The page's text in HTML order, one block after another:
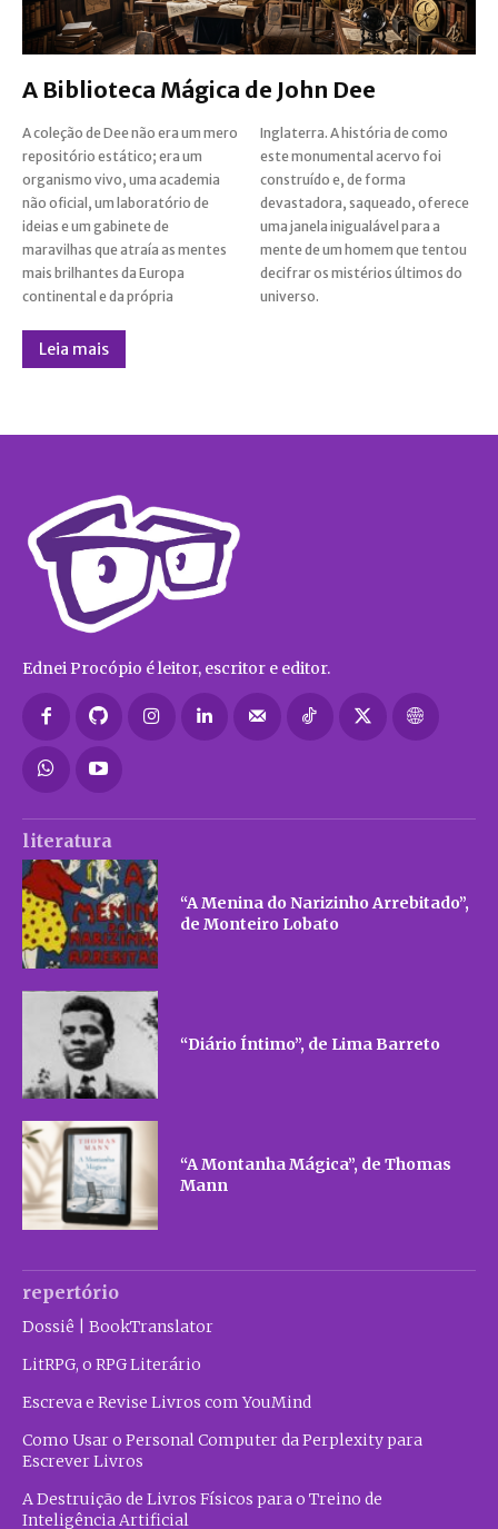
A Biblioteca Mágica de John Dee
A coleção de Dee não era um mero
repositório estático; era um
organismo vivo, uma academia
não oficial, um laboratório de
ideias e um gabinete de
maravilhas que atraía as mentes
mais brilhantes da Europa
continental e da própria
Inglaterra. A história de como
este monumental acervo foi
construído e, de forma
devastadora, saqueado, oferece
uma janela inigualável para a
mente de um homem que tentou
decifrar os mistérios últimos do
universo.
Leia mais
Ednei Procópio é leitor, escritor e editor.
literatura
“A Menina do Narizinho Arrebitado”,
de Monteiro Lobato
“Diário Íntimo”, de Lima Barreto
“A Montanha Mágica”, de Thomas
Mann
repertório
Dossiê | BookTranslator
LitRPG, o RPG Literário
Escreva e Revise Livros com YouMind
Como Usar o Personal Computer da Perplexity para
Escrever Livros
A Destruição de Livros Físicos para o Treino de
Inteligência Artificial